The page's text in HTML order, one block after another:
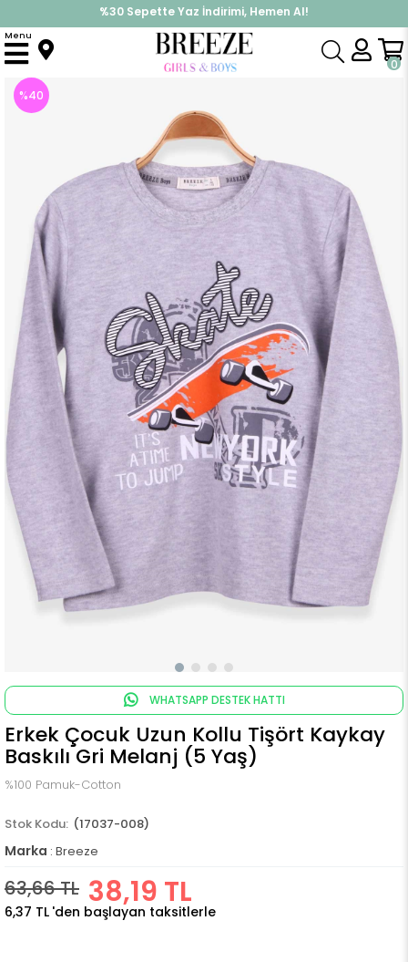
%30 Sepette Yaz İndirimi, Hemen Al!
İndirimlere ek %10 İndirimi Kap, Hemen Üye Ol!
0
Menu
Anasayfa Üst Giyim Uzun Kollu Tişört Erkek Çocuk Uzun Kollu Tişört Kaykay Baskılı Gri Melanj (5 Yaş)
%40
WHATSAPP DESTEK HATTI
Erkek Çocuk Uzun Kollu Tişört Kaykay
Baskılı Gri Melanj (5 Yaş)
%100 Pamuk-Cotton
(17037-008)
Marka : Breeze
63,66 TL 38,19 TL
6,37 TL 'den başlayan taksitlerle